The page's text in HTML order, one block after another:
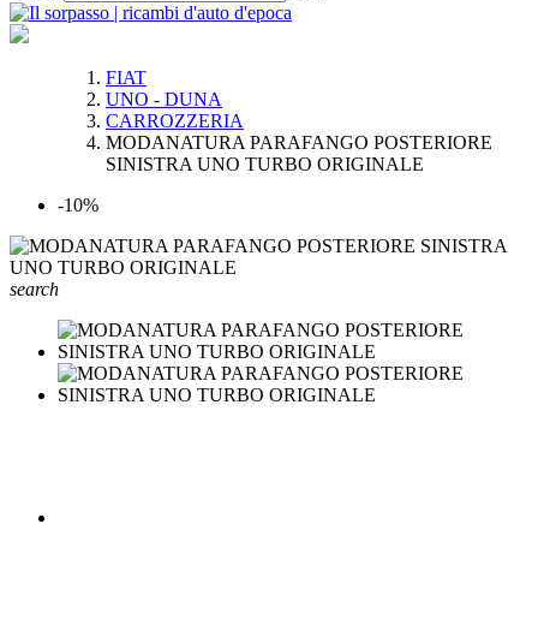
FIAT
UNO - DUNA
CARROZZERIA
MODANATURA PARAFANGO POSTERIORE
SINISTRA UNO TURBO ORIGINALE
-10%
search